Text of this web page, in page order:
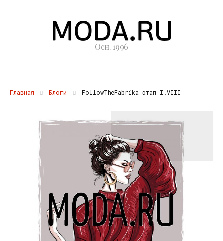
Осн. 1996
Главная Блоги FollowTheFabrika этап I.VIII